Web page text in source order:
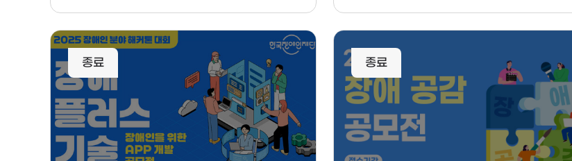
사업신청
리스트
사업신청
리스트